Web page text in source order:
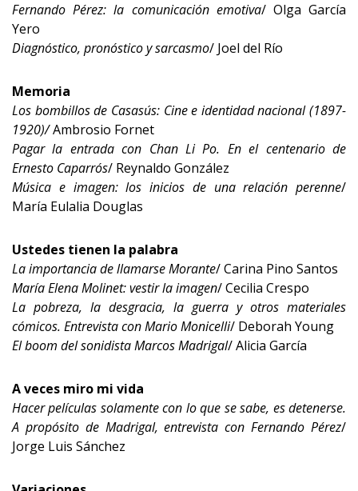
Fernando Pérez: la comunicación emotiva/ Olga García
Yero
Diagnóstico, pronóstico y sarcasmo/ Joel del Río
Memoria
Los bombillos de Casasús: Cine e identidad nacional (1897-
1920)/Ambrosio Fornet
Pagar la entrada con Chan Li Po. En el centenario de
Ernesto Caparrós/ Reynaldo González
Música e imagen: los inicios de una relación perenne/
María Eulalia Douglas
Ustedes tienen la palabra
La importancia de llamarse Morante/ Carina Pino Santos
María Elena Molinet: vestir la imagen/ Cecilia Crespo
La pobreza, la desgracia, la guerra y otros materiales
cómicos. Entrevista con Mario Monicelli/ Deborah Young
El boom del sonidista Marcos Madrigal/ Alicia García
A veces miro mi vida
Hacer películas solamente con lo que se sabe, es detenerse.
A propósito de Madrigal, entrevista con Fernando Pérez/
Jorge Luis Sánchez